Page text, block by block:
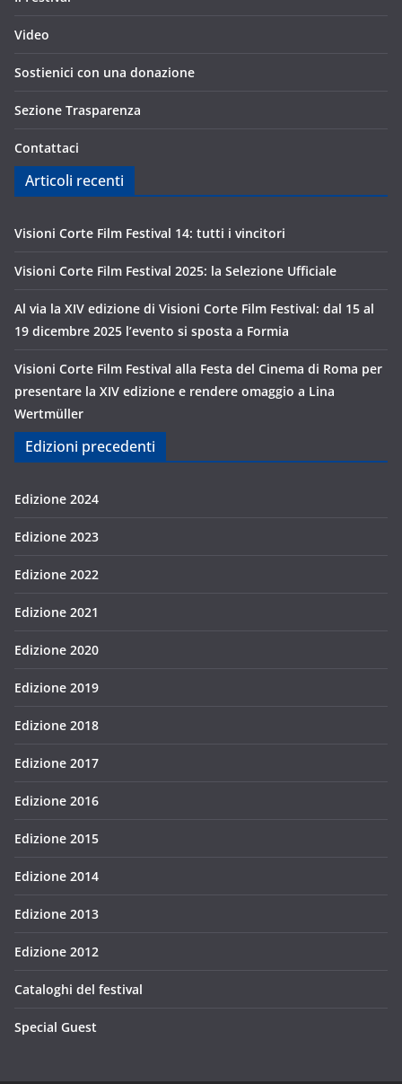
Video
Sostienici con una donazione
Sezione Trasparenza
Contattaci
Articoli recenti
Visioni Corte Film Festival 14: tutti i vincitori
Visioni Corte Film Festival 2025: la Selezione Ufficiale
Al via la XIV edizione di Visioni Corte Film Festival: dal 15 al
19 dicembre 2025 l’evento si sposta a Formia
Visioni Corte Film Festival alla Festa del Cinema di Roma per
presentare la XIV edizione e rendere omaggio a Lina
Wertmüller
Edizioni precedenti
Edizione 2024
Edizione 2023
Edizione 2022
Edizione 2021
Edizione 2020
Edizione 2019
Edizione 2018
Edizione 2017
Edizione 2016
Edizione 2015
Edizione 2014
Edizione 2013
Edizione 2012
Cataloghi del festival
Special Guest